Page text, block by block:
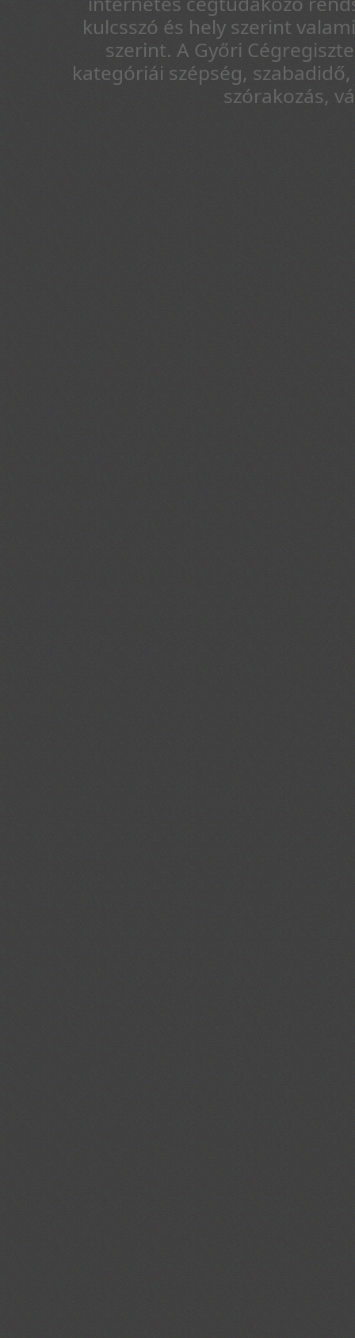
kulcsszó és hely szerint
szerint. A Győri
kategóriái szépség,
szórakozás,